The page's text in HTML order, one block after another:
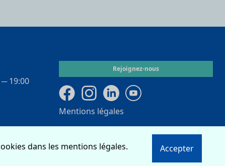
19:00
Rejoignez-nous
Mentions légales
dans les mentions légales. Accepter